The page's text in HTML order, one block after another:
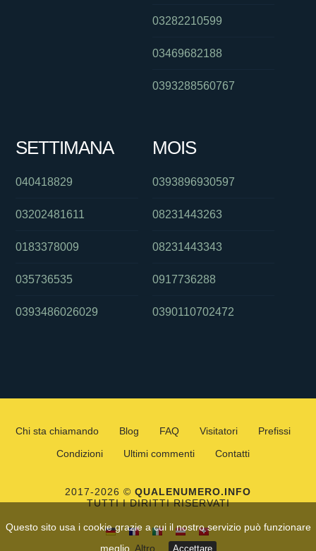
Questo sito usa i cookie grazie a cui il nostro servizio può funzionare
meglio. Altro Accettare
03282210599
03469682188
0393288560767
SETTIMANA
040418829
03202481611
0183378009
035736535
0393486026029
MOIS
0393896930597
08231443263
08231443343
0917736288
0390110702472
Chi sta chiamando Blog FAQ Visitatori
Prefissi
Condizioni
Ultimi commenti Contatti
2017-2026 © QUALENUMERO.INFO
TUTTI I DIRITTI RISERVATI